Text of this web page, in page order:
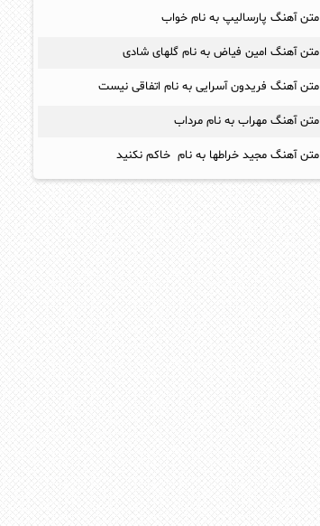
متن آهنگ پارسالیپ به نام خواب
متن آهنگ امین فیاض به نام گلهای شادی
متن آهنگ فریدون آسرایی به نام اتفاقی نیست
متن آهنگ مهراب به نام مرداب
متن آهنگ مجید خراطها به نام خاکم نکنید